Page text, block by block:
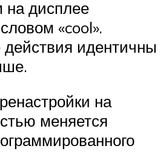
на дисплее
«cool».
идентичны
на
меняется